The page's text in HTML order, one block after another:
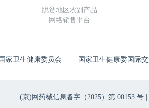
脱贫地区农副产品
网络销售平台
国家卫生健康委员会 国家卫生健康委国际
(京)网药械信息备字（2025）第 00153 号 |